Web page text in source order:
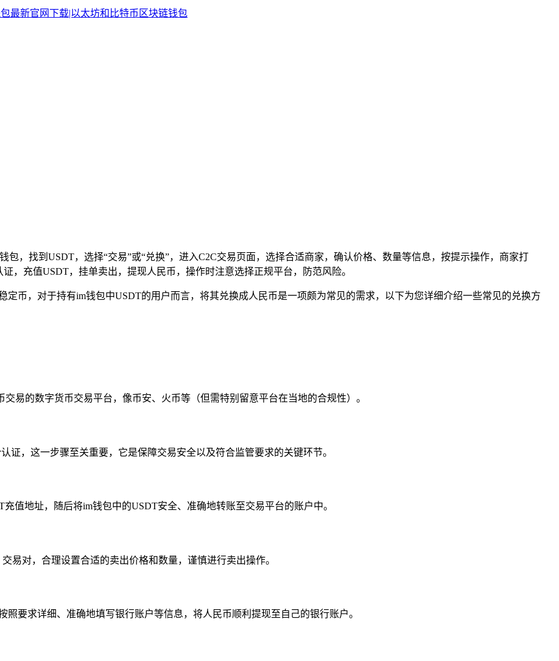
包，找到USDT，选择“交易”或“兑换”，进入C2C交易页面，选择合适商家，确认价格、数量等信息，按提示操作，商家打
，充值USDT，挂单卖出，提现人民币，操作时注意选择正规平台，防范风险。
定币，对于持有im钱包中USDT的用户而言，将其兑换成人民币是一项颇为常见的需求，以下为您详细介绍一些常见的兑换方
易的数字货币交易平台，像币安、火币等（但需特别留意平台在当地的合规性）。
证，这一步骤至关重要，它是保障交易安全以及符合监管要求的关键环节。
值地址，随后将im钱包中的USDT安全、准确地转账至交易平台的账户中。
易对，合理设置合适的卖出价格和数量，谨慎进行卖出操作。
要求详细、准确地填写银行账户等信息，将人民币顺利提现至自己的银行账户。